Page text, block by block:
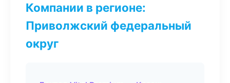
Компании в регионе:
Приволжский федеральный
округ